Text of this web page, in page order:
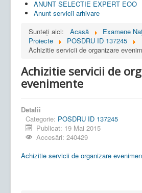
ANUNT SELECTIE EXPERT EOO
Anunt servicii arhivare
Sunteți aici:
Acasă
Examene
Proiecte
POSDRU ID 137245
Achizitie servicii de organizare
Achizitie servicii de
evenimente
Detalii
Categorie: POSDRU ID 137245
Publicat: 19 Mai 2015
Accesări: 240429
Achizitie servicii de organizare